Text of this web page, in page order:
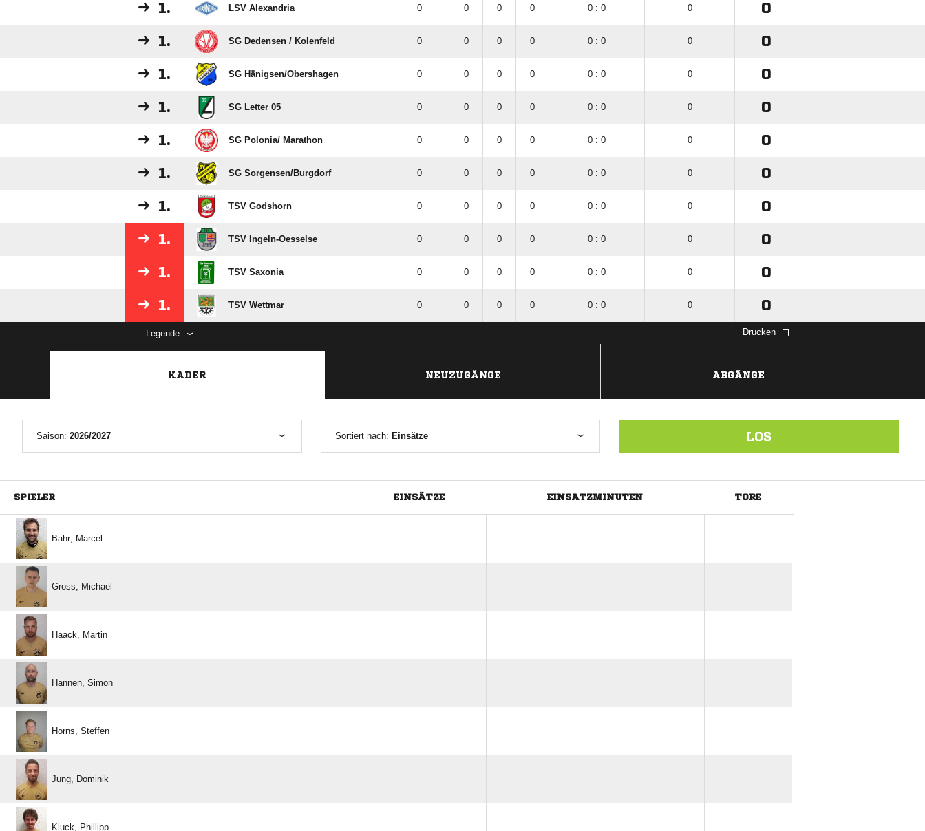
1. LSV Alexandria 0 0 0 0 0 : 0 0 0
1. SG Dedensen /​ Kolenfeld 0 0 0 0 0 : 0 0 0
1. SG Hänigsen/​Obershagen 0 0 0 0 0 : 0 0 0
1. SG Letter 05 0 0 0 0 0 : 0 0 0
1. SG Polonia/​ Marathon 0 0 0 0 0 : 0 0 0
1. SG Sorgensen/​Burgdorf 0 0 0 0 0 : 0 0 0
1. TSV Godshorn 0 0 0 0 0 : 0 0 0
1. TSV Ingeln-Oesselse 0 0 0 0 0 : 0 0 0
1. TSV Saxonia 0 0 0 0 0 : 0 0 0
1. TSV Wettmar 0 0 0 0 0 : 0 0 0
Legende Drucken
KADER NEUZUGÄNGE ABGÄNGE
Saison: 2026/2027 Sortiert nach: Einsätze LOS
SPIELER EINSÄTZE EINSATZMINUTEN TORE
 
 
 
 
 
 
 